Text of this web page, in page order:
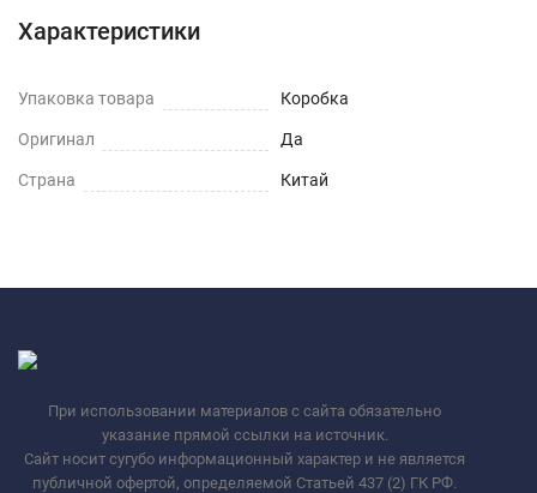
Характеристики
Упаковка товара Коробка
Оригинал Да
Страна Китай
При использовании материалов с сайта обязательно
указание прямой ссылки на источник.
Сайт носит сугубо информационный характер и не является
публичной офертой, определяемой Статьей 437 (2) ГК РФ.